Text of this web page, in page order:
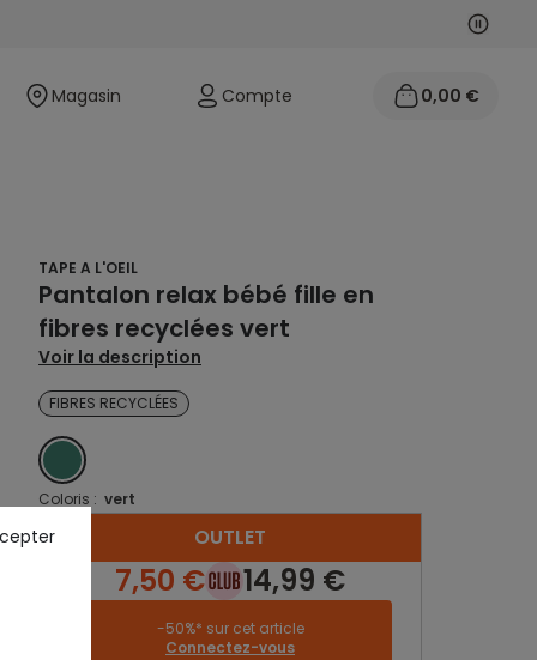
Magasin Compte 0,00 €
TAPE A L'OEIL
Pantalon relax bébé fille en
fibres recyclées vert
Voir la description
FIBRES RECYCLÉES
VERT
Coloris : vert
OUTLET
7,50 € 14,99 €
-50%* sur cet article
Connectez-vous